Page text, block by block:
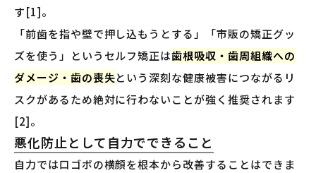
す[1]。
「前歯を指や壁で押し込もうとする」「市販の矯正グッ
ズを使う」というセルフ矯正は歯根吸収・歯周組織への
ダメージ・歯の喪失という深刻な健康被害につながるリ
スクがあるため絶対に行わないことが強く推奨されます
[2]。
悪化防止として自力でできること
自力では口ゴボの横顔を根本から改善することはできま